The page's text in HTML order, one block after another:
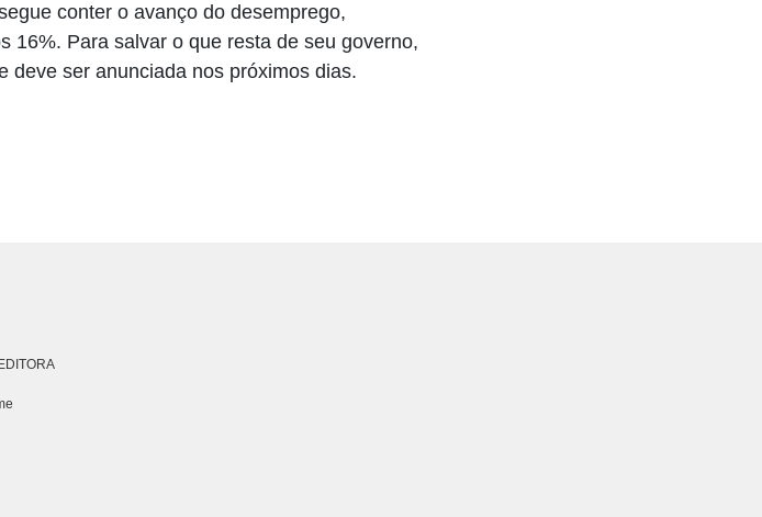
conter o avanço do desemprego,
16%. Para salvar o que resta de seu governo,
deve ser anunciada nos próximos dias.